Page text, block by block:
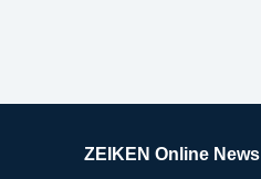
ZEIKEN Online News